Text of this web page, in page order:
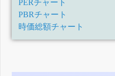
PERチャート
PBRチャート
時価総額チャート